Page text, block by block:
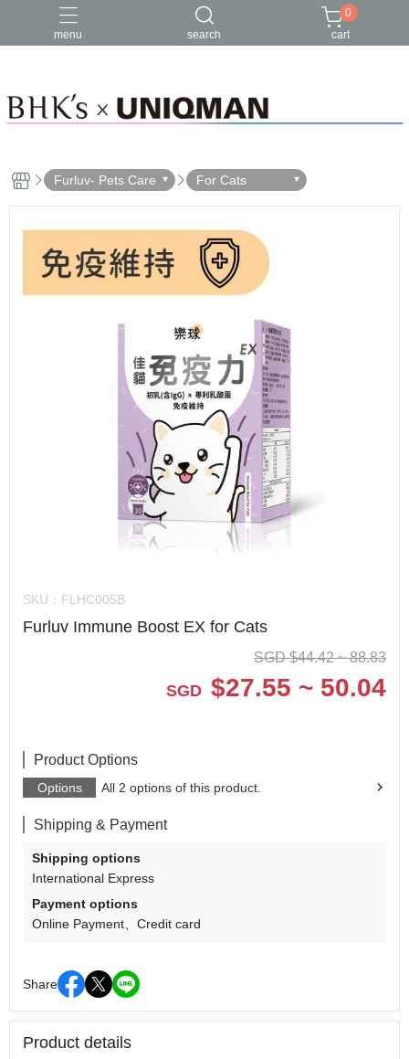
menu search
0
cart
Furluv- Pets Care For Cats
SKU： FLHC005B
Furluv Immune Boost EX for Cats
SGD $44.42 ~ 88.83
SGD $27.55 ~ 50.04
Product Options
Options All 2 options of this product.
Shipping & Payment
Shipping options
International Express
Payment options
Online Payment
Credit card
Share
Product details